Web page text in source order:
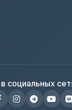
социальных